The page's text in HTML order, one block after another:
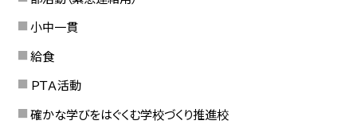
小中一貫
給食
ＰＴＡ活動
確かな学びをはぐくむ学校づくり推進校